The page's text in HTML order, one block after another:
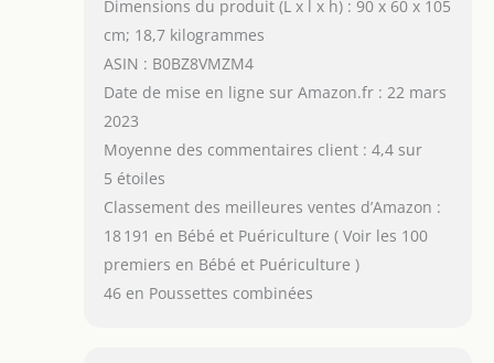
Dimensions du produit (L x l x h) : 90 x 60 x 105
cm; 18,7 kilogrammes
ASIN : B0BZ8VMZM4
Date de mise en ligne sur Amazon.fr : 22 mars
2023
Moyenne des commentaires client : 4,4 sur
5 étoiles
Classement des meilleures ventes d’Amazon :
18 191 en Bébé et Puériculture ( Voir les 100
premiers en Bébé et Puériculture )
46 en Poussettes combinées